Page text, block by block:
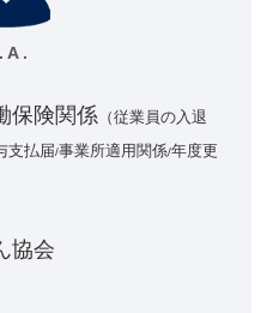
A .
険関係 （従業員の入退
支払届/事業所適用関係/年度更
協会